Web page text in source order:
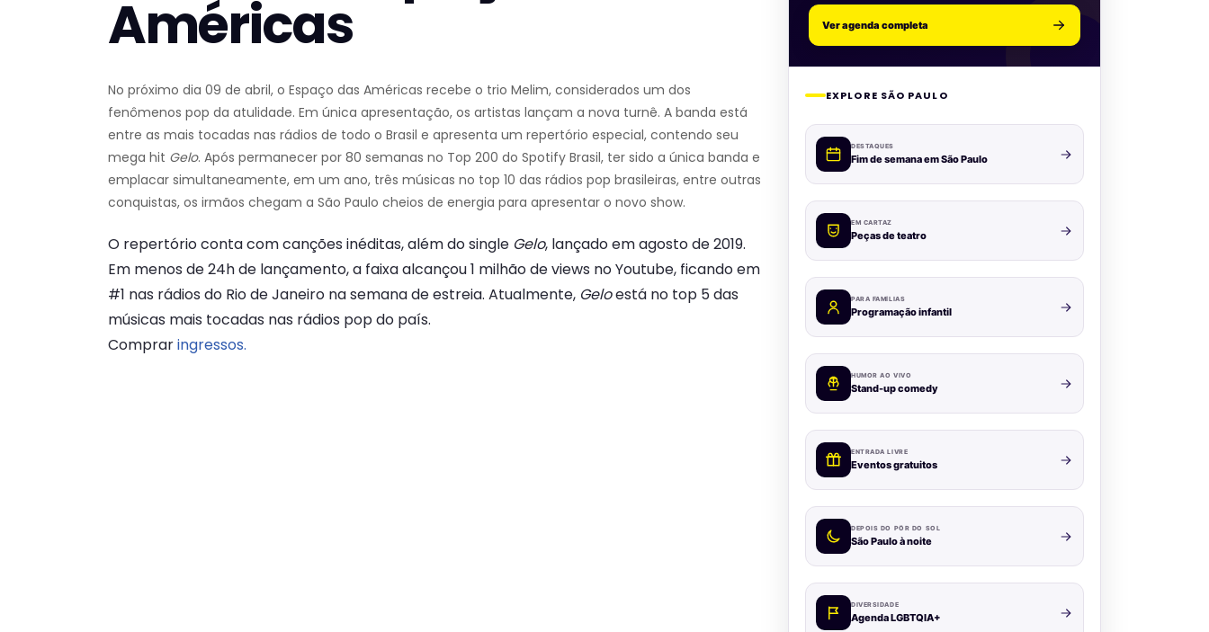
Américas
No próximo dia 09 de abril, o Espaço das Américas recebe o trio Melim, considerados um dos
fenômenos pop da atulidade. Em única apresentação, os artistas lançam a nova turnê. A banda está
entre as mais tocadas nas rádios de todo o Brasil e apresenta um repertório especial, contendo seu
mega hit Gelo. Após permanecer por 80 semanas no Top 200 do Spotify Brasil, ter sido a única banda e
emplacar simultaneamente, em um ano, três músicas no top 10 das rádios pop brasileiras, entre outras
conquistas, os irmãos chegam a São Paulo cheios de energia para apresentar o novo show.
O repertório conta com canções inéditas, além do single Gelo, lançado em agosto de 2019.
Em menos de 24h de lançamento, a faixa alcançou 1 milhão de views no Youtube, ficando em
#1 nas rádios do Rio de Janeiro na semana de estreia. Atualmente, Geloestá no top 5 das
músicas mais tocadas nas rádios pop do país.
Compraringressos.
Ver agenda completa
EXPLORE SÃO PAULO
DESTAQUES
Fim de semana em São Paulo
EM CARTAZ
Peças de teatro
PARA FAMÍLIAS
Programação infantil
HUMOR AO VIVO
Stand-up comedy
ENTRADA LIVRE
Eventos gratuitos
DEPOIS DO PÔR DO SOL
São Paulo à noite
DIVERSIDADE
Agenda LGBTQIA+